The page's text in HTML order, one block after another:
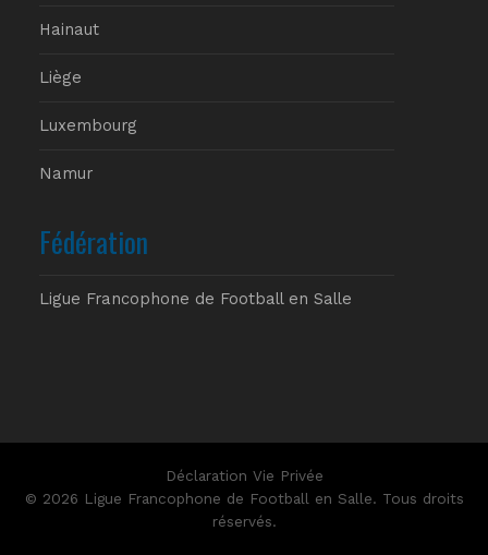
Hainaut
Liège
Luxembourg
Namur
Fédération
Ligue Francophone de Football en Salle
Déclaration Vie Privée
© 2026 Ligue Francophone de Football en Salle. Tous droits
réservés.